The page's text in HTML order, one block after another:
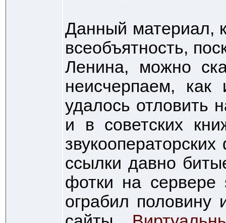
Данный материал,
всеобъятность,
Ленина, можно
неисчерпаем,
удалось отловить
и в советских
ссылки давно
фотки на сервере
ограбил половину